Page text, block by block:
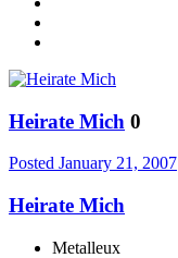
Heirate Mich 0
Posted January 21, 2007
Heirate Mich
Metalleux